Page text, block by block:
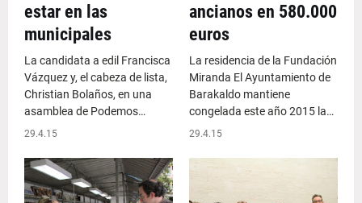
estar en las
municipales
La candidata a edil Francisca
Vázquez y, el cabeza de lista,
Christian Bolaños, en una
asamblea de Podemos…
29.4.15
ancianos en 580.000
euros
La residencia de la Fundación
Miranda El Ayuntamiento de
Barakaldo mantiene
congelada este año 2015 la…
29.4.15